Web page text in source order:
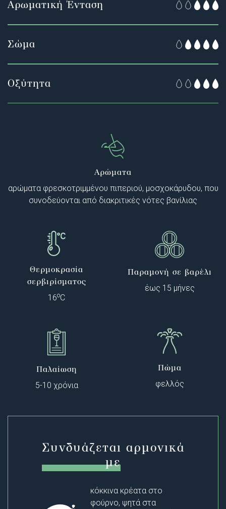
Αρωματική Ένταση
Σώμα
Οξύτητα
Αρώματα
αρώματα φρεσκοτριμμένου πιπεριού, μοσχοκάρυδου, που
συνοδεύονται από διακριτικές νότες βανίλιας
Θερμοκρασία
σερβιρίσματος
16oC
Παραμονή σε βαρέλι
έως 15 μήνες
Παλαίωση
5-10 χρόνια
Πώμα
φελλός
Συνδυάζεται αρμονικά
με
κόκκινα κρέατα στο
φούρνο, ψητά στα